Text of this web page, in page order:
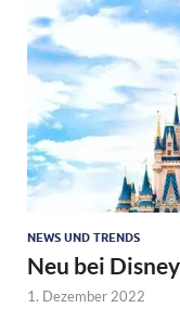
NEWS UND TRENDS
Neu bei
1. Dezember 2022